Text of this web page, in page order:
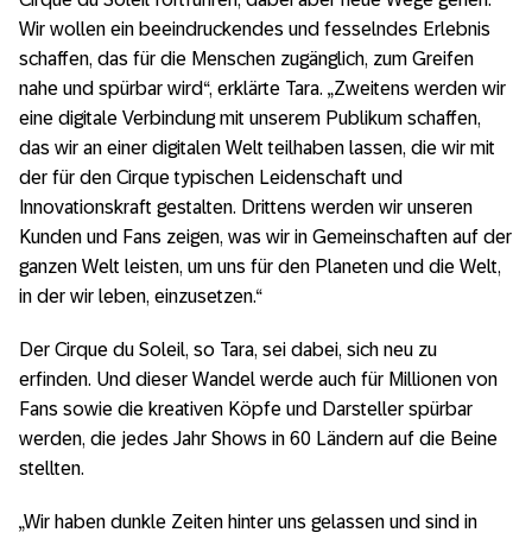
Wir wollen ein beeindruckendes und fesselndes Erlebnis
schaffen, das für die Menschen zugänglich, zum Greifen
nahe und spürbar wird“, erklärte Tara. „Zweitens werden wir
eine digitale Verbindung mit unserem Publikum schaffen,
das wir an einer digitalen Welt teilhaben lassen, die wir mit
der für den Cirque typischen Leidenschaft und
Innovationskraft gestalten. Drittens werden wir unseren
Kunden und Fans zeigen, was wir in Gemeinschaften auf der
ganzen Welt leisten, um uns für den Planeten und die Welt,
in der wir leben, einzusetzen.“
Der Cirque du Soleil, so Tara, sei dabei, sich neu zu
erfinden. Und dieser Wandel werde auch für Millionen von
Fans sowie die kreativen Köpfe und Darsteller spürbar
werden, die jedes Jahr Shows in 60 Ländern auf die Beine
stellten.
„Wir haben dunkle Zeiten hinter uns gelassen und sind in